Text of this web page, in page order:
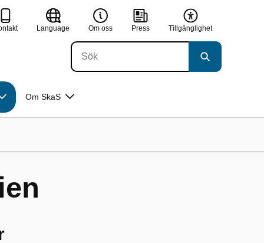
Language Om oss Press Tillgänglighet
Om SkaS